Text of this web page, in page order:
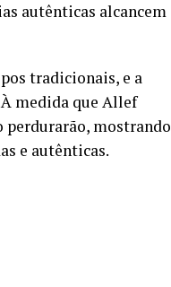
autênticas alcancem
tradicionais, e a
medida que Allef
perdurarão, mostrando
e autênticas.